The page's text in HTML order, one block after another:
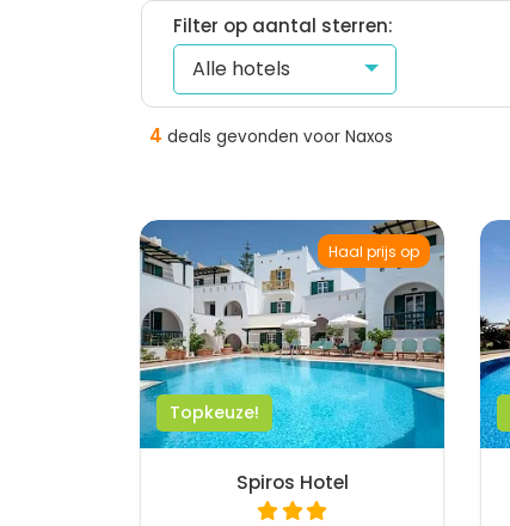
Filter op aantal sterren:
4 deals gevonden voor Naxos
Haal prijs op
Topkeuze!
Spiros Hotel